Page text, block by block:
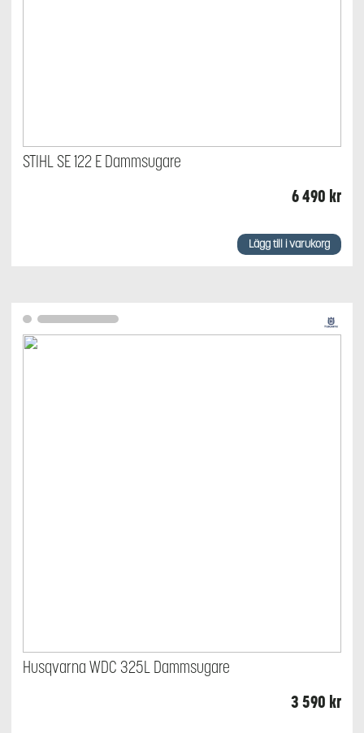
STIHL SE 122 E Dammsugare
6 490 kr
Lägg till i varukorg
Husqvarna WDC 325L Dammsugare
3 590 kr